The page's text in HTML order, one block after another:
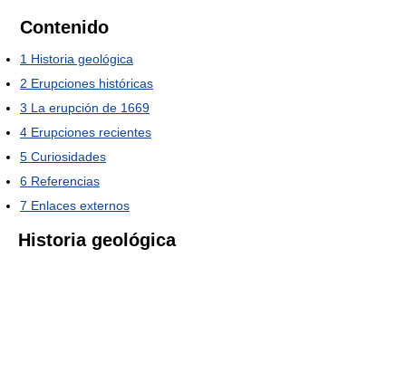
Contenido
1 Historia geológica
2 Erupciones históricas
3 La erupción de 1669
4 Erupciones recientes
5 Curiosidades
6 Referencias
7 Enlaces externos
Historia geológica